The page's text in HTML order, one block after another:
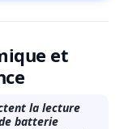
et
la lecture
batterie